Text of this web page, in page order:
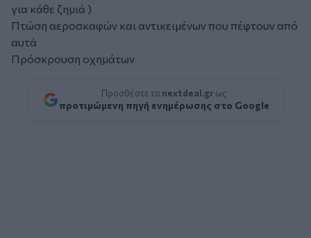
για κάθε ζημιά )
Πτώση αεροσκαφών και αντικειμένων που πέφτουν από
αυτά
Πρόσκρουση οχημάτων
Προσθέστε το nextdeal.gr ως
προτιμώμενη πηγή ενημέρωσης στο Google